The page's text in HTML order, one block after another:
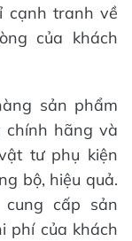
cạnh tranh về
của khách
sản phẩm
chính hãng và
tư phụ kiện
bộ, hiệu quả.
cấp sản
phí của khách